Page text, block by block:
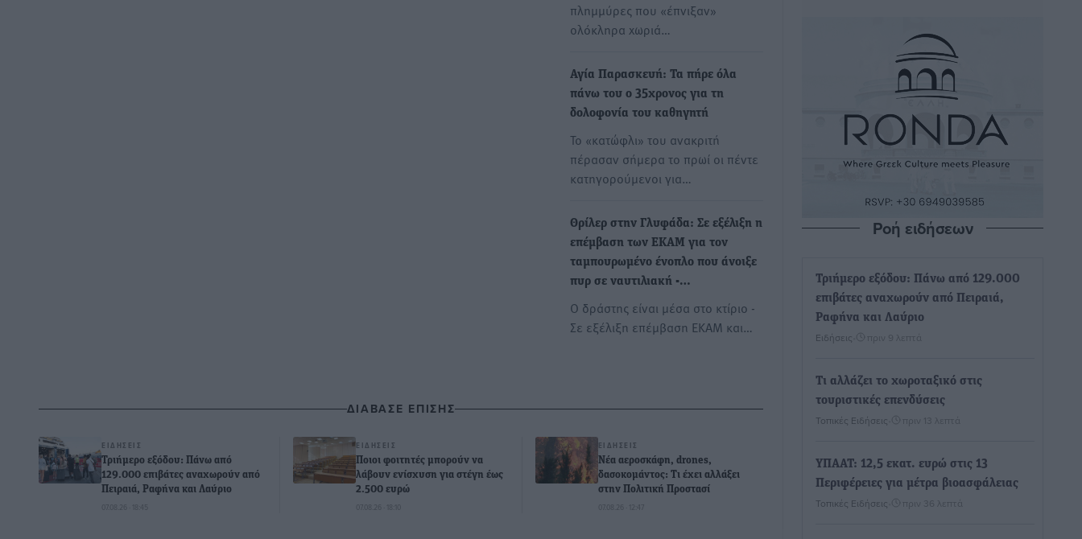
πλημμύρες που «έπνιξαν»
ολόκληρα χωριά…
Αγία Παρασκευή: Τα πήρε όλα
πάνω του ο 35χρονος για τη
δολοφονία του καθηγητή
Το «κατώφλι» του ανακριτή
πέρασαν σήμερα το πρωί οι πέντε
κατηγορούμενοι για…
Θρίλερ στην Γλυφάδα: Σε εξέλιξη η
επέμβαση των ΕΚΑΜ για τον
ταμπουρωμένο ένοπλο που άνοιξε
πυρ σε ναυτιλιακή -…
Ο δράστης είναι μέσα στο κτίριο -
Σε εξέλιξη επέμβαση ΕΚΑΜ και…
ΔΙΑΒΑΣΕ ΕΠΙΣΗΣ
ΕΙΔΉΣΕΙΣ
Τριήμερο εξόδου: Πάνω από
129.000 επιβάτες αναχωρούν από
Πειραιά, Ραφήνα και Λαύριο
07.08.26 · 18:45
ΕΙΔΉΣΕΙΣ
Ποιοι φοιτητές μπορούν να
λάβουν ενίσχυση για στέγη έως
2.500 ευρώ
07.08.26 · 18:10
ΕΙΔΉΣΕΙΣ
Νέα αεροσκάφη, drones,
δασοκομάντος: Τι έχει αλλάξει
στην Πολιτική Προστασί
07.08.26 · 12:47
Ροή ειδήσεων
Τριήμερο εξόδου: Πάνω από 129.000
επιβάτες αναχωρούν από Πειραιά,
Ραφήνα και Λαύριο
Ειδήσεις πριν 9 λεπτά
Τι αλλάζει το χωροταξικό στις
τουριστικές επενδύσεις
Τοπικές Ειδήσεις πριν 13 λεπτά
ΥΠΑΑΤ: 12,5 εκατ. ευρώ στις 13
Περιφέρειες για μέτρα βιοασφάλειας
Τοπικές Ειδήσεις πριν 36 λεπτά